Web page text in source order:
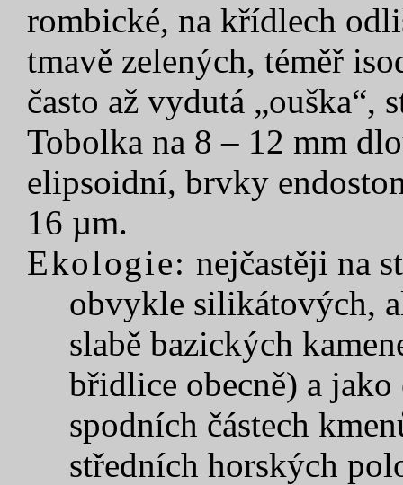
rombické, na křídlech
tmavě zelených, téměř
často až vydutá „ouška“,
Tobolka na 8 – 12 mm
elipsoidní, brvky
16 µm.
Ekologie: nejčastěji na
obvykle silikátových,
slabě bazických
břidlice obecně) a
spodních částech
středních horských